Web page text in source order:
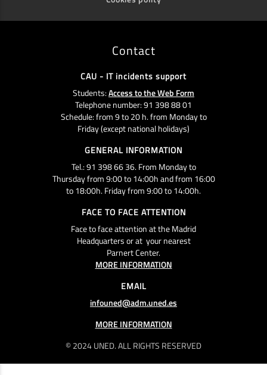
© 2024 UNED. ALL RIGHTS RESERVED
Contact
CAU - IT incidents support
Students:Access to the Web Form
Telephone number: 91 398 88 01
Schedule: from 9 to 20 h. from Monday to
Friday (except national holidays)
GENERAL INFORMATION
Tel.: 91 398 66 36. From Monday to
Thursday from 9:00 to 14:00h and from 16:00
to 18:00h. Friday from 9:00 to 14:00h.
FACE TO FACE ATTENTION
Face to face attention at the Madrid
Headquarters or at your nearest
Parnert Center.
MORE INFORMATION
EMAIL
infouned@adm.uned.es
MORE INFORMATION